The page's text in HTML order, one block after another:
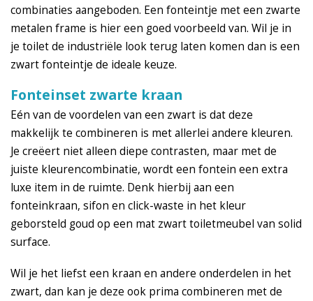
combinaties aangeboden. Een fonteintje met een zwarte
metalen frame is hier een goed voorbeeld van. Wil je in
je toilet de industriële look terug laten komen dan is een
zwart fonteintje de ideale keuze.
Fonteinset zwarte kraan
Eén van de voordelen van een zwart is dat deze
makkelijk te combineren is met allerlei andere kleuren.
Je creëert niet alleen diepe contrasten, maar met de
juiste kleurencombinatie, wordt een fontein een extra
luxe item in de ruimte. Denk hierbij aan een
fonteinkraan, sifon en click-waste in het kleur
geborsteld goud op een mat zwart toiletmeubel van solid
surface.
Wil je het liefst een kraan en andere onderdelen in het
zwart, dan kan je deze ook prima combineren met de